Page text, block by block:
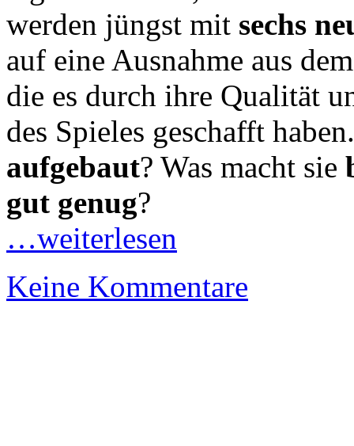
werden jüngst mit sechs
auf eine Ausnahme aus
die es durch ihre Qualität
des Spieles geschafft
aufgebaut? Was macht sie
gut genug?
…weiterlesen
Keine Kommentare